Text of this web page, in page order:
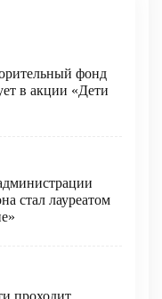
фонд
в акции «Дети
стал лауреатом
проходит